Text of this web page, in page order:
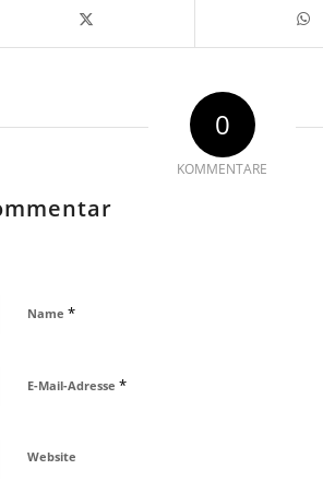
0
KOMMENTARE
Name *
E-Mail-Adresse *
Website